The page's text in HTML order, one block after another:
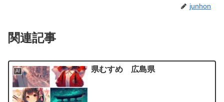
junhon
関連記事
AI 県むすめ 広島県